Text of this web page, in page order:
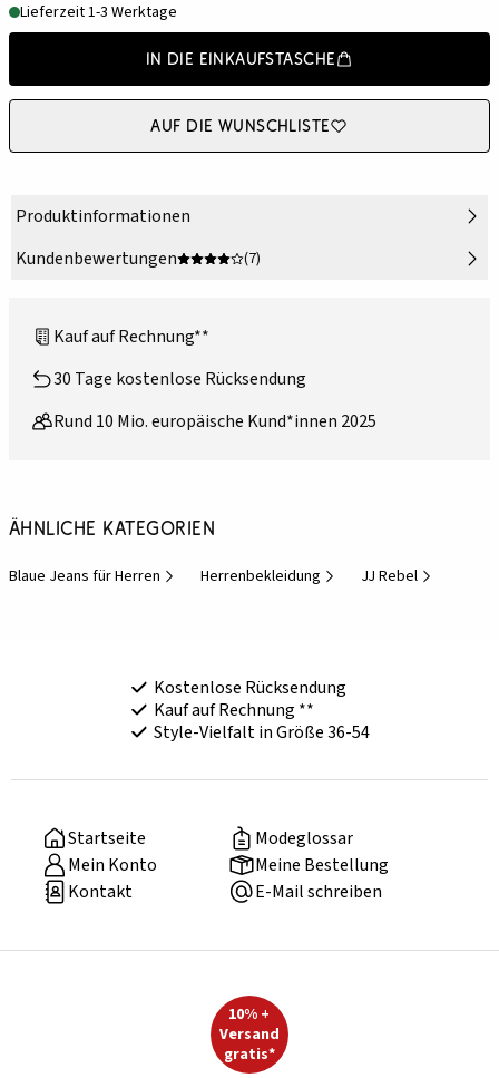
Lieferzeit 1-3 Werktage
In die Einkaufstasche
Auf die Wunschliste
Produktinformationen
Kundenbewertungen
(7)
Kauf auf Rechnung**
30 Tage kostenlose Rücksendung
Rund 10 Mio. europäische Kund*innen 2025
Ähnliche Kategorien
Blaue Jeans für Herren Herrenbekleidung JJ Rebel
Kostenlose Rücksendung
Kauf auf Rechnung **
Style-Vielfalt in Größe 36-54
Startseite
Modeglossar
Mein Konto
Meine Bestellung
Kontakt
E-Mail schreiben
10% +
Versand
gratis*